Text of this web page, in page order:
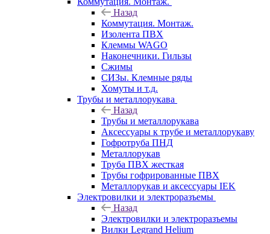
Назад
Коммутация. Монтаж.
Изолента ПВХ
Клеммы WAGO
Наконечники. Гильзы
Сжимы
СИЗы. Клемные ряды
Хомуты и т.д.
Трубы и металлорукава
Назад
Трубы и металлорукава
Аксессуары к трубе и металлорукаву
Гофротруба ПНД
Металлорукав
Труба ПВХ жесткая
Трубы гофрированные ПВХ
Металлорукав и аксессуары IEK
Электровилки и электроразъемы
Назад
Электровилки и электроразъемы
Вилки Legrand Helium